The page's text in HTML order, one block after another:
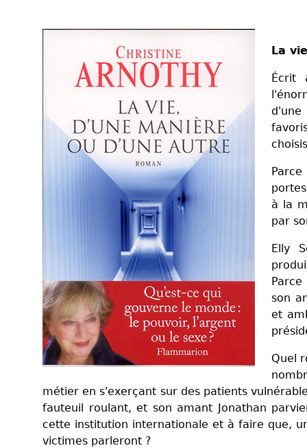
La
Écrit
à la
par
Elly
son
et
Quel
métier en s'exerçant sur des patients
fauteuil roulant, et son amant Jonathan
cette institution internationale et à faire que,
victimes parleront ?